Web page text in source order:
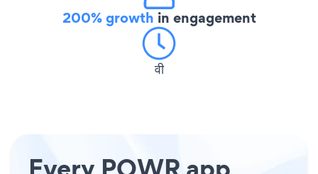
200% growth in engagement
वी